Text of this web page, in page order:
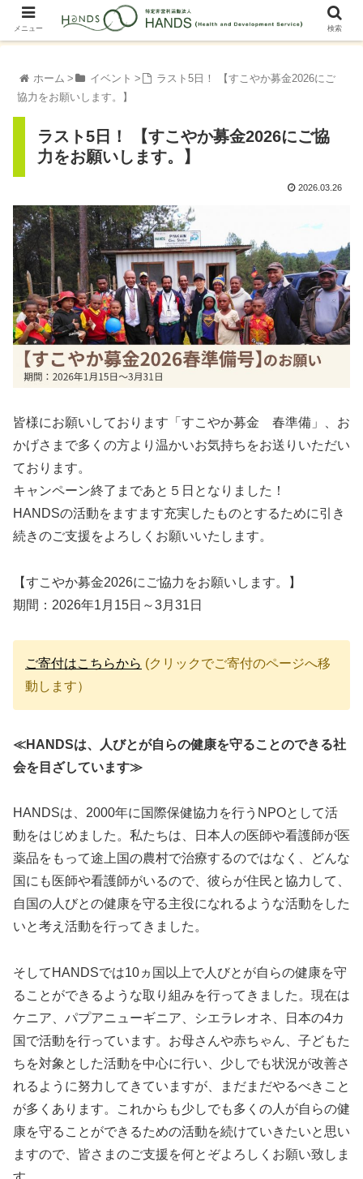
ホーム イベント
ラスト5日！ 【すこやか募金2026にご
協力をお願いします。】
ラスト5日！ 【すこやか募金2026にご協
力をお願いします。】
2026.03.26
皆様にお願いしております「すこやか募金 春準備」、お
かげさまで多くの方より温かいお気持ちをお送りいただい
ております。
キャンペーン終了まであと５日となりました！
HANDSの活動をますます充実したものとするために引き
続きのご支援をよろしくお願いいたします。
【すこやか募金2026にご協力をお願いします。】
期間：2026年1月15日～3月31日
ご寄付はこちらから (クリックでご寄付のページへ移
動します）
≪HANDSは、人びとが自らの健康を守ることのできる社
会を目ざしています≫
HANDSは、2000年に国際保健協力を行うNPOとして活
動をはじめました。私たちは、日本人の医師や看護師が医
薬品をもって途上国の農村で治療するのではなく、どんな
国にも医師や看護師がいるので、彼らが住民と協力して、
自国の人びとの健康を守る主役になれるような活動をした
いと考え活動を行ってきました。
そしてHANDSでは10ヵ国以上で人びとが自らの健康を守
ることができるような取り組みを行ってきました。現在は
ケニア、パプアニューギニア、シエラレオネ、日本の4カ
国で活動を行っています。お母さんや赤ちゃん、子どもた
ちを対象とした活動を中心に行い、少しでも状況が改善さ
れるように努力してきていますが、まだまだやるべきこと
が多くあります。これからも少しでも多くの人が自らの健
康を守ることができるための活動を続けていきたいと思い
ますので、皆さまのご支援を何とぞよろしくお願い致しま
メニュー 検索